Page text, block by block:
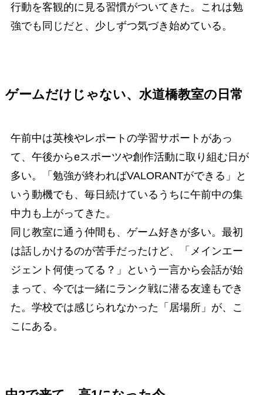
行動を客観的に見る習慣がついてきた。これは勉
強でも同じだと、少しずつ気づき始めている。
ゲームだけじゃない、水道橋教室の日常
午前中は英検やレポートの学習サポートがあっ
て、午後からeスポーツや創作活動に取り組む日が
多い。「勉強が終わればVALORANTができる」と
いう動機でも、毎日続けているうちに午前中の集
中力も上がってきた。
同じ教室に通う仲間も、ゲーム好きが多い。最初
は話しかけるのが苦手だったけど、「メインエー
ジェント何使ってる？」という一言から会話が始
まって、今では一緒にランク戦に潜る友達もでき
た。学校では感じられなかった「居場所」が、こ
こにある。